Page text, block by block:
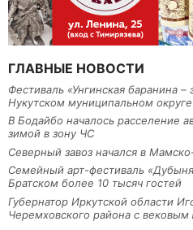
ГЛАВНЫЕ НОВОСТИ
Фестиваль «Унгинская баранина
Нукутском муниципальном округе
В Бодайбо началось расселение
зимой в зону ЧС
Северный завоз начался в
Семейный арт-фестиваль
Братском более 10 тысяч гостей
Губернатор Иркутской области
Черемховского района с